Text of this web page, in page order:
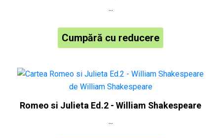
...
Cumpără cu reducere
Romeo si Julieta Ed.2 - William Shakespeare
...